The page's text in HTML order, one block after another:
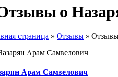
о
страница » Отзывы »
Арам Самвелович